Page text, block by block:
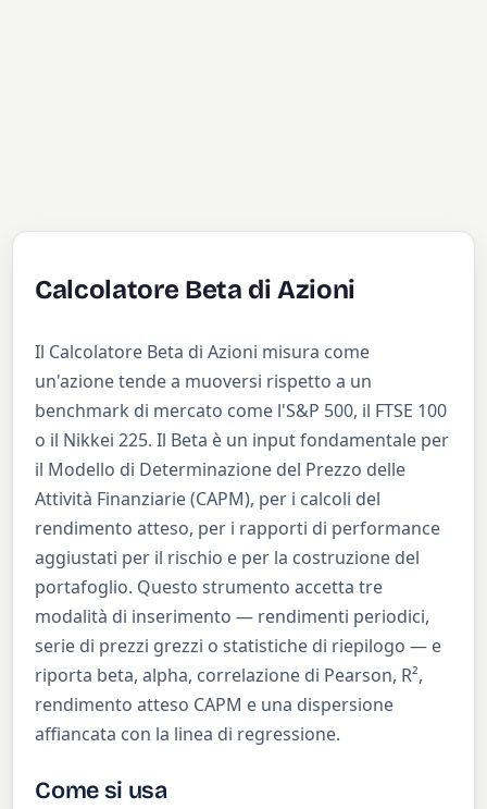
Calcolatore Beta di Azioni
Il Calcolatore Beta di Azioni misura come
un'azione tende a muoversi rispetto a un
benchmark di mercato come l'S&P 500, il FTSE 100
o il Nikkei 225. Il Beta è un input fondamentale per
il Modello di Determinazione del Prezzo delle
Attività Finanziarie (CAPM), per i calcoli del
rendimento atteso, per i rapporti di performance
aggiustati per il rischio e per la costruzione del
portafoglio. Questo strumento accetta tre
modalità di inserimento — rendimenti periodici,
serie di prezzi grezzi o statistiche di riepilogo — e
riporta beta, alpha, correlazione di Pearson, R²,
rendimento atteso CAPM e una dispersione
affiancata con la linea di regressione.
Come si usa